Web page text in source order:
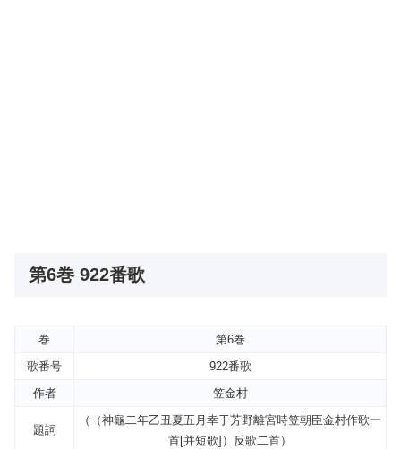
第6巻 922番歌
巻
第6巻
歌番号
922番歌
作者
笠金村
題詞
（（神龜二年乙丑夏五月幸于芳野離宮時笠朝臣金村作歌一
首[并短歌]）反歌二首）